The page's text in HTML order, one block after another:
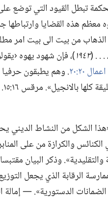
«منذ اكثر من ٥٠ سنة والمحكمة تبطل القيود
هذه القضايا وارتباطها
من بيت الى بيت امر
‏.‏ .‏ .‏ (‏١٩٤٣‏)‏،‏ فإن شهود يهوه
اعمال ٢٠:‏٢٠
‏.‏ وهم يطبقون
البيان مجدّدا من قضية سنة ١٩٤٣:‏ «هذا الشكل من
والكرازة من على
والتقليدية».‏ وذكر البيان
الدستورية».‏ —‏ إمالة